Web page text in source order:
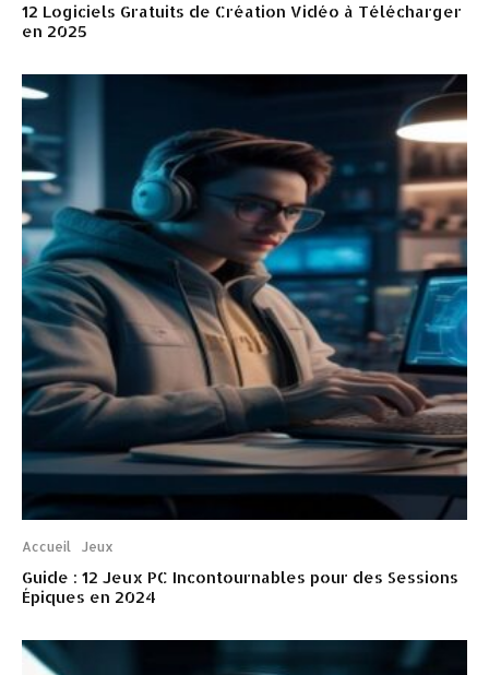
12 Logiciels Gratuits de Création Vidéo à Télécharger
en 2025
Accueil Jeux
Guide : 12 Jeux PC Incontournables pour des Sessions
Épiques en 2024